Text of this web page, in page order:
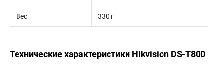
Вес 330 г
Технические характеристики Hikvision DS-T800